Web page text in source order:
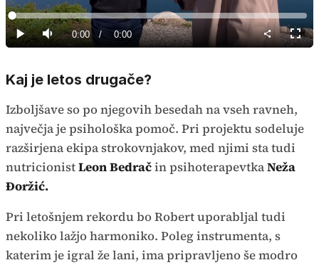
Predvajaj
Predvajaj
Tiho Current
0:00 / Duration
0:00
Loaded:
0%
način
Kaj je letos drugače?
Izboljšave so po njegovih besedah na vseh ravneh,
največja je psihološka pomoč. Pri projektu sodeluje
razširjena ekipa strokovnjakov, med njimi sta tudi
nutricionistLeon Bedračin psihoterapevtkaNeža
Đoržić.
Pri letošnjem rekordu bo Robert uporabljal tudi
nekoliko lažjo harmoniko. Poleg instrumenta, s
katerim je igral že lani, ima pripravljeno še modro